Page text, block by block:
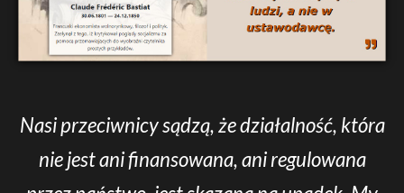
Nasi przeciwnicy sądzą, że działalność, która
nie jest ani finansowana, ani regulowana